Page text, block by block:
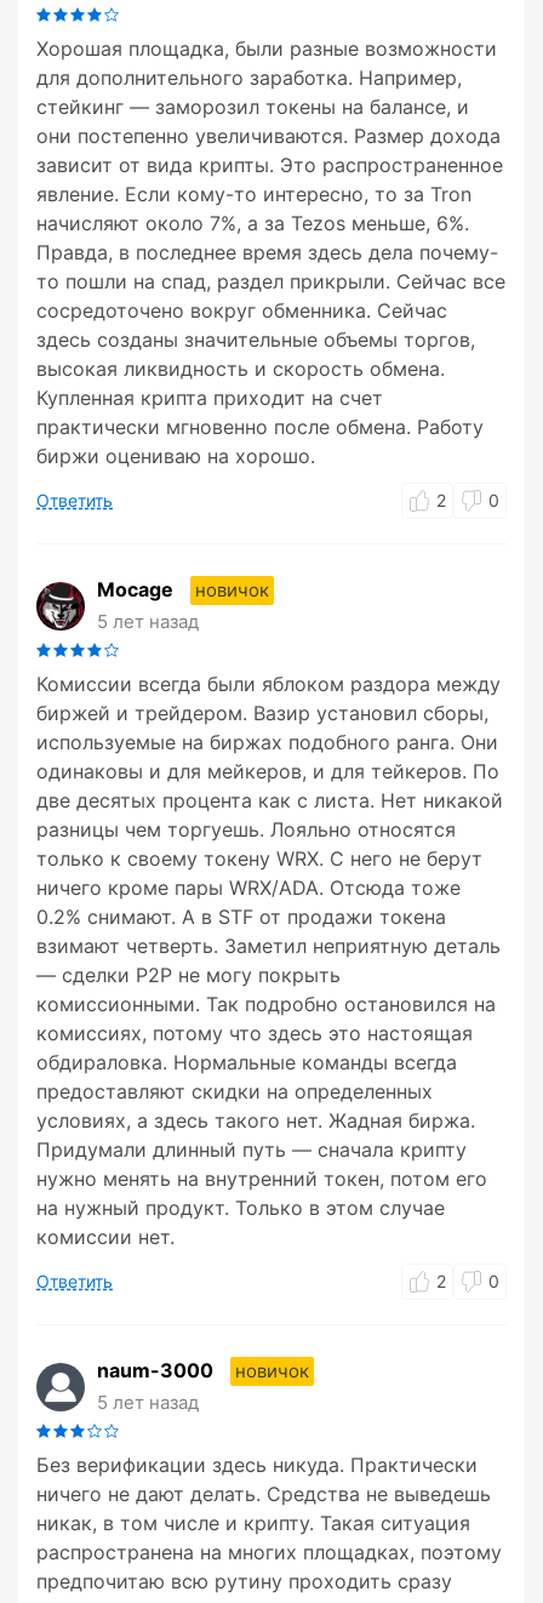
Хорошая площадка, были разные возможности
для дополнительного заработка. Например,
стейкинг — заморозил токены на балансе, и
они постепенно увеличиваются. Размер дохода
зависит от вида крипты. Это распространенное
явление. Если кому-то интересно, то за Tron
начисляют около 7%, а за Tezos меньше, 6%.
Правда, в последнее время здесь дела почему-
то пошли на спад, раздел прикрыли. Сейчас все
сосредоточено вокруг обменника. Сейчас
здесь созданы значительные объемы торгов,
высокая ликвидность и скорость обмена.
Купленная крипта приходит на счет
практически мгновенно после обмена. Работу
биржи оцениваю на хорошо.
Ответить 2 0
Mocage
новичок
5 лет назад
Комиссии всегда были яблоком раздора между
биржей и трейдером. Вазир установил сборы,
используемые на биржах подобного ранга. Они
одинаковы и для мейкеров, и для тейкеров. По
две десятых процента как с листа. Нет никакой
разницы чем торгуешь. Лояльно относятся
только к своему токену WRX. С него не берут
ничего кроме пары WRX/ADA. Отсюда тоже
0.2% снимают. А в STF от продажи токена
взимают четверть. Заметил неприятную деталь
— сделки Р2Р не могу покрыть
комиссионными. Так подробно остановился на
комиссиях, потому что здесь это настоящая
обдираловка. Нормальные команды всегда
предоставляют скидки на определенных
условиях, а здесь такого нет. Жадная биржа.
Придумали длинный путь — сначала крипту
нужно менять на внутренний токен, потом его
на нужный продукт. Только в этом случае
комиссии нет.
Ответить 2 0
naum-3000
новичок
5 лет назад
Без верификации здесь никуда. Практически
ничего не дают делать. Средства не выведешь
никак, в том числе и крипту. Такая ситуация
распространена на многих площадках, поэтому
предпочитаю всю рутину проходить сразу